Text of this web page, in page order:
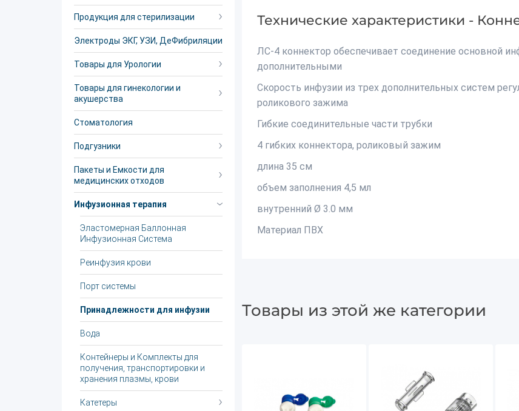
Продукция для стерилизации
Электроды ЭКГ, УЗИ, ДеФибриляции
Товары для Урологии
Товары для гинекологии и
акушерства
Стоматология
Подгузники
Пакеты и Емкости для
медицинских отходов
Инфузионная терапия
Эластомерная Баллонная
Инфузионная Система
Реинфузия крови
Порт системы
Принадлежности для инфузии
Вода
Контейнеры и Комплекты для
получения, транспортировки и
хранения плазмы, крови
Катетеры
Технические характеристики -
ЛС-4 коннектор обеспечивает соединение основной
дополнительными
Скорость инфузии из трех дополнительных систем
роликового зажима
Гибкие соединительные части трубки
4 гибких коннектора, роликовый зажим
длина 35 см
объем заполнения 4,5 мл
внутренний Ø 3.0 мм
Материал ПВХ
Товары из этой же категории